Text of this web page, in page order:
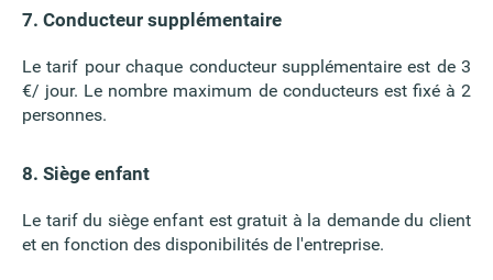
7. Conducteur supplémentaire
Le tarif pour chaque conducteur supplémentaire est de 3
€/ jour. Le nombre maximum de conducteurs est fixé à 2
personnes.
8. Siège enfant
Le tarif du siège enfant est gratuit à la demande du client
et en fonction des disponibilités de l'entreprise.